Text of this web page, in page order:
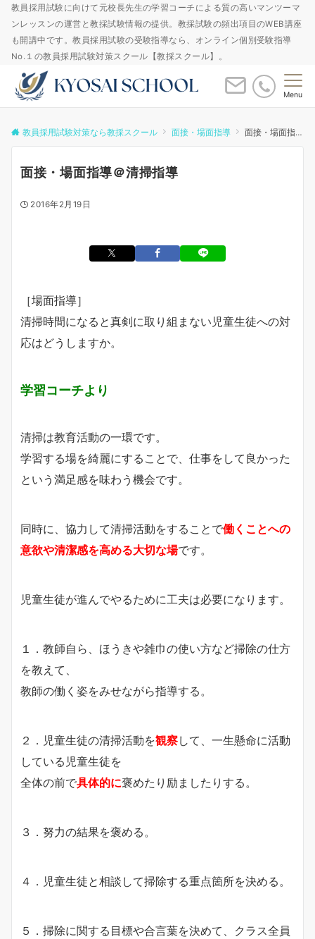
教員採用試験に向けて元校長先生の学習コーチによる質の高いマンツーマ
ンレッスンの運営と教採試験情報の提供。教採試験の頻出項目のWEB講座
も開講中です。教員採用試験の受験指導なら、オンライン個別受験指導
No.１の教員採用試験対策スクール【教採スクール】。
Menu
教員採用試験対策なら教採スクール 面接・場面指導 面接・場面指導＠清掃指導
面接・場面指導＠清掃指導
2016年2月19日
［場面指導］
清掃時間になると真剣に取り組まない児童生徒への対
応はどうしますか。
学習コーチより
清掃は教育活動の一環です。
学習する場を綺麗にすることで、仕事をして良かった
という満足感を味わう機会です。
同時に、協力して清掃活動をすることで働くことへの
意欲や清潔感を高める大切な場です。
児童生徒が進んでやるために工夫は必要になります。
１．教師自ら、ほうきや雑巾の使い方など掃除の仕方
を教えて、
教師の働く姿をみせながら指導する。
２．児童生徒の清掃活動を観察して、一生懸命に活動
している児童生徒を
全体の前で具体的に褒めたり励ましたりする。
３．努力の結果を褒める。
４．児童生徒と相談して掃除する重点箇所を決める。
５．掃除に関する目標や合言葉を決めて、クラス全員